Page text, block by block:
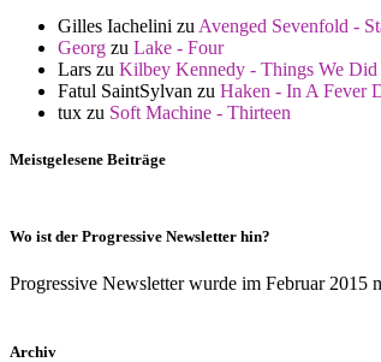
Gilles Iachelini zu Avenged Sevenfold -
Georg zu Lake - Four
Lars zu Kilbey Kennedy - Things We Did
Fatul SaintSylvan zu Haken - In A Fever
tux zu Soft Machine - Thirteen
Meistgelesene Beiträge
Wo ist der Progressive Newsletter hin?
Progressive Newsletter wurde im Februar
Archiv